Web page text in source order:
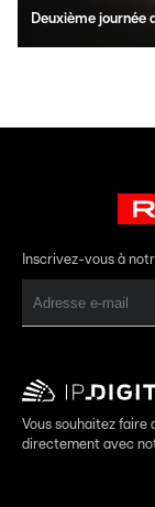
Deuxième
Inscrivez-vous à
Vous souhaitez faire
directement avec